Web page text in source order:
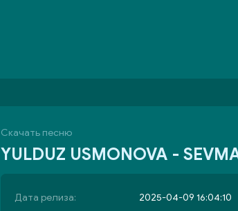
Скачать песню
YULDUZ USMONOVA -
Дата релиза:
2025-04-09 16:04:10